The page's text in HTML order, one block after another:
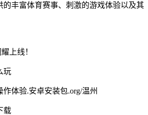
的丰富体育赛事、刺激的游戏体验以及其
上线！
玩
体验.安卓安装包.org/温州
载